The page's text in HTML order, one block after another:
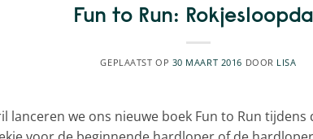
Fun to Run:
GEPLAATST OP 30 MAART 2016 DOOR LISA
lanceren we ons nieuwe boek Fun to Run